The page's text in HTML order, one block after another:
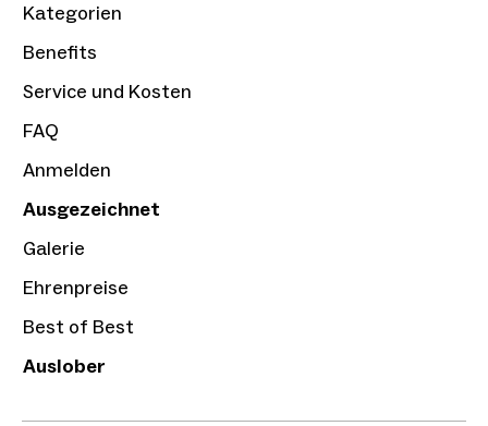
Kategorien
Benefits
Service und Kosten
FAQ
Anmelden
Ausgezeichnet
Galerie
Ehrenpreise
Best of Best
Auslober